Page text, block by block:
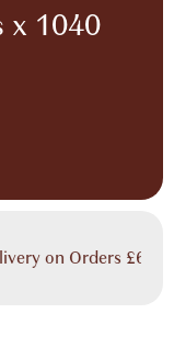
x 1040
on Orders £60.00